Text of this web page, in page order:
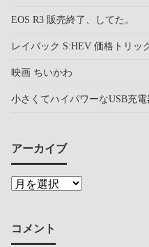
EOS R3 販売終了、してた。
レイバック S:HEV 価格トリッ
映画 ちいかわ
小さくてハイパワーなUSB充
アーカイブ
コメント